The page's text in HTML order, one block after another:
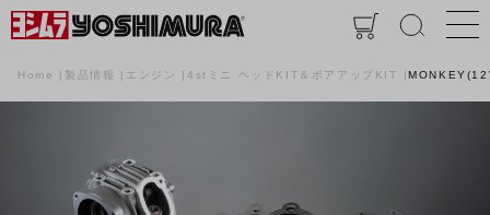
Home 製品情報 エンジン 4stミニ ヘッドKIT＆ボアアップKIT